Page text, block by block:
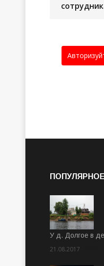
У д. Долгое в
21.08.2017